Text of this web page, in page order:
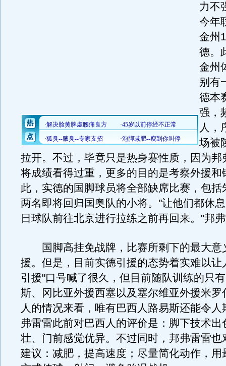
力不
今年
金州
德。
金州
别有
德本
强，
人，
场被
拉开。不过，毕竟只是热身赛性质，因为邦
将成绩看得过重，更多的目的是考察外援和
此，实德的国脚球员将全部缺席比赛，包括
两名即将回归国奥队的小将。"让他们都休
日球队前往北京进行拉练之前再回来。"邦
国脚高挂免战牌，比赛所剩下的最大意
援。但是，目前实德引援的态势着实难以让
引援"口号喊了很久，但目前随队训练的只
斯、冈比亚外援西塞以及塞尔维亚外援米罗
人的情况来看，唯有巴西人路易斯还能令人
弗雷雷此前对巴西人的评价是：脚下技术出
壮、门前感觉优异。不过同时，邦弗雷雷也
建议：减肥，提高速度；尽量简化动作，用